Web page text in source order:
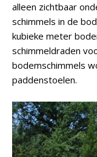
alleen zichtbaar
schimmels in de
kubieke meter
schimmeldraden
bodemschimmels
paddenstoelen.